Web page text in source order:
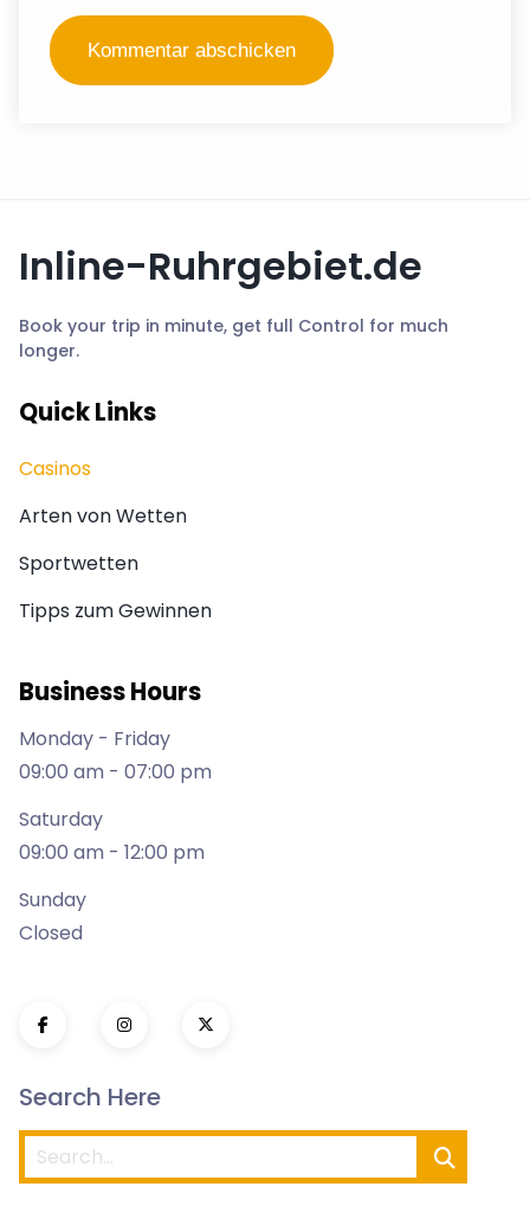
Inline-Ruhrgebiet.de
Book your trip in minute, get full Control for much
longer.
Quick Links
Casinos
Arten von Wetten
Sportwetten
Tipps zum Gewinnen
Business Hours
Monday - Friday
09:00 am - 07:00 pm
Saturday
09:00 am - 12:00 pm
Sunday
Closed
Search Here